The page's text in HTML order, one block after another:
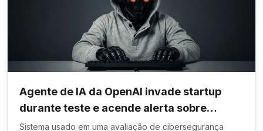
Agente de IA da OpenAI invade startup
durante teste e acende alerta sobre
segurança digital
Sistema usado em uma avaliação de cibersegurança